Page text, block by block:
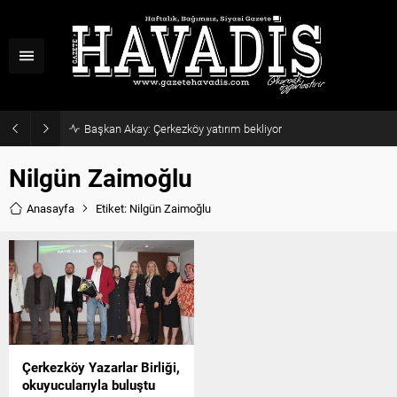
Başkan Akay: Çerkezköy yatırım bekliyor
Nilgün Zaimoğlu
Anasayfa Etiket: Nilgün Zaimoğlu
Çerkezköy Yazarlar Birliği,
okuyucularıyla buluştu